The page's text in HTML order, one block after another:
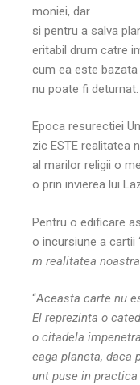
moniei, dar
si pentru a salva
eritabil drum catre
cum ea este
nu poate fi deturnat.
Epoca resurectiei
zic ESTE realitatea
al marilor religii o
o prin invierea lui
Pentru o edificare
o incursiune a cartii
m realitatea
“Aceasta carte nu
El reprezinta o
o citadela
eaga planeta, daca
unt puse in practica